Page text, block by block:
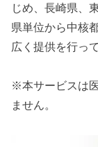
じめ、長崎県、
県単位から中核
広く提供を行っ
※本サービスは
ません。